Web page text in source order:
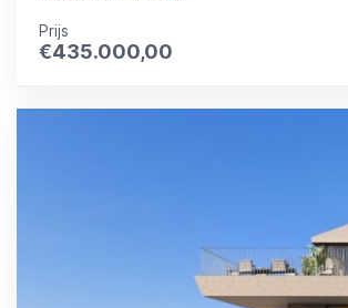
Prijs
€435.000,00